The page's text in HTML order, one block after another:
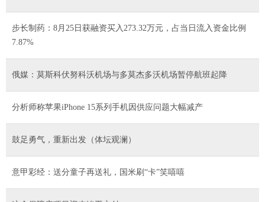
步长制药：8月25日获融资买入273.32万元，占当日流入资金比例
7.87%
俄媒：莫斯科伏努科沃机场与多莫杰多沃机场暂停航班起降
分析师称苹果iPhone 15系列手机因供应问题大幅减产
鼓足勇气，重新出发（体坛观澜）
意甲彩经：送分童子再送礼，国米刷“卡”笑嘻嘻